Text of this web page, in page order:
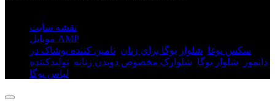
نقشه سایت
موبایل AMP
سکس یوغا شلوار یوگا برای زنان تامین کننده پوشاک در
دانمور
شلوار یوگا شلوارک مخصوص دویدن زنانه تولیدکننده
لباس یوگا